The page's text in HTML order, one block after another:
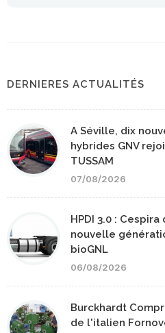
DERNIERES ACTUALITÉS
A Séville, dix
hybrides GNV
TUSSAM
07/08/2026
HPDI 3.0 :
nouvelle
bioGNL
06/08/2026
Burckhardt
de l'italien